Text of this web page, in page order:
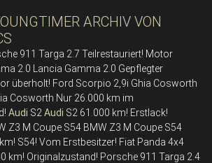
ARCHIV VON
911 Targa 2.7 Teilrestauriert! Motor
2.0 Lancia Gamma 2.0 Gepflegter
überholt! Ford Scorpio 2,9i Ghia Cosworth
Cosworth Nur 26.000 km im
Audi S2 Audi S2 61.000 km! Erstlack!
Z3 M Coupe S54 BMW Z3 M Coupe S54
S54! Vom Erstbesitzer! Fiat Panda 4x4
km! Originalzustand! Porsche 911 Targa 2.4